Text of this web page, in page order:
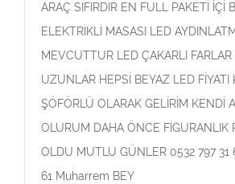
ARAÇ SIFIRDIR EN FULL PAKETİ İÇİ
ELEKTRİKLİ MASASI LED
MEVCUTTUR LED ÇAKARLI FARLAR
UZUNLAR HEPSİ BEYAZ LED
ŞÖFÖRLÜ OLARAK GELİRİM KENDİ
OLURUM DAHA ÖNCE FİGURANLIK
OLDU MUTLU GÜNLER 0532 797 31
61 Muharrem BEY